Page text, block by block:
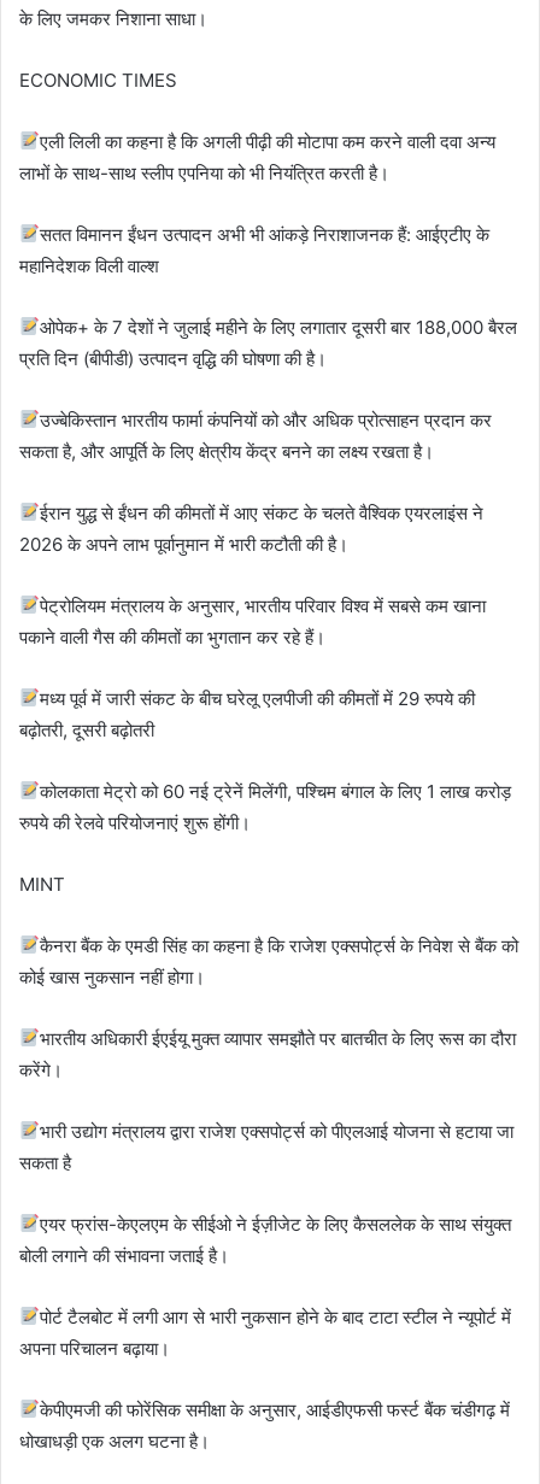
के लिए जमकर निशाना साधा।
ECONOMIC TIMES
एली लिली का कहना है कि अगली पीढ़ी की मोटापा कम करने वाली दवा अन्य
लाभों के साथ-साथ स्लीप एपनिया को भी नियंत्रित करती है।
सतत विमानन ईंधन उत्पादन अभी भी आंकड़े निराशाजनक हैं: आईएटीए के
महानिदेशक विली वाल्श
ओपेक+ के 7 देशों ने जुलाई महीने के लिए लगातार दूसरी बार 188,000 बैरल
प्रति दिन (बीपीडी) उत्पादन वृद्धि की घोषणा की है।
उज्बेकिस्तान भारतीय फार्मा कंपनियों को और अधिक प्रोत्साहन प्रदान कर
सकता है, और आपूर्ति के लिए क्षेत्रीय केंद्र बनने का लक्ष्य रखता है।
ईरान युद्ध से ईंधन की कीमतों में आए संकट के चलते वैश्विक एयरलाइंस ने
2026 के अपने लाभ पूर्वानुमान में भारी कटौती की है।
पेट्रोलियम मंत्रालय के अनुसार, भारतीय परिवार विश्व में सबसे कम खाना
पकाने वाली गैस की कीमतों का भुगतान कर रहे हैं।
मध्य पूर्व में जारी संकट के बीच घरेलू एलपीजी की कीमतों में 29 रुपये की
बढ़ोतरी, दूसरी बढ़ोतरी
कोलकाता मेट्रो को 60 नई ट्रेनें मिलेंगी, पश्चिम बंगाल के लिए 1 लाख करोड़
रुपये की रेलवे परियोजनाएं शुरू होंगी।
MINT
कैनरा बैंक के एमडी सिंह का कहना है कि राजेश एक्सपोर्ट्स के निवेश से बैंक को
कोई खास नुकसान नहीं होगा।
भारतीय अधिकारी ईएईयू मुक्त व्यापार समझौते पर बातचीत के लिए रूस का दौरा
करेंगे।
भारी उद्योग मंत्रालय द्वारा राजेश एक्सपोर्ट्स को पीएलआई योजना से हटाया जा
सकता है
एयर फ्रांस-केएलएम के सीईओ ने ईज़ीजेट के लिए कैसललेक के साथ संयुक्त
बोली लगाने की संभावना जताई है।
पोर्ट टैलबोट में लगी आग से भारी नुकसान होने के बाद टाटा स्टील ने न्यूपोर्ट में
अपना परिचालन बढ़ाया।
केपीएमजी की फोरेंसिक समीक्षा के अनुसार, आईडीएफसी फर्स्ट बैंक चंडीगढ़ में
धोखाधड़ी एक अलग घटना है।